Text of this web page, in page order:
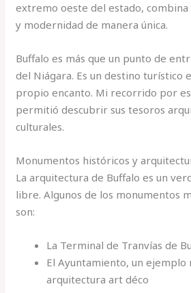
extremo oeste del estado,
y modernidad de manera única.
Buffalo es más que un punto de
del Niágara. Es un destino turístico
propio encanto. Mi recorrido por
permitió descubrir sus tesoros
culturales.
Monumentos históricos y
La arquitectura de Buffalo es un
libre. Algunos de los monumentos
son:
La Terminal de Tranvías de
El Ayuntamiento, un ejemplo
arquitectura art déco